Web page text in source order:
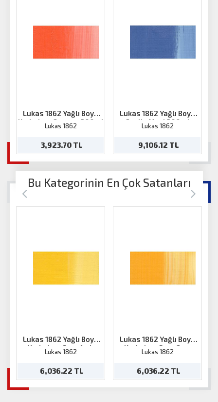
Lukas 1862 Yağlı Boya
Kadmium Orange 200ml
Lukas 1862
3,923.70 TL
Lukas 1862 Yağlı Boya
Coelin Mavi 200ml
Lukas 1862
9,106.12 TL
Bu Kategorinin En Çok Satanları
Lukas 1862 Yağlı Boya
Kadmium Sarı-Açık
200ml
Lukas 1862
6,036.22 TL
Lukas 1862 Yağlı Boya
Kadmium Sarı-Orta
200ml
Lukas 1862
6,036.22 TL